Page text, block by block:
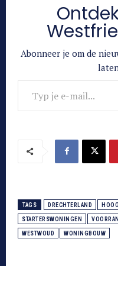
Abonneer je om de
Typ je e-mail...
TAGS DRECHTERLAND
STARTERSWONINGEN
WESTWOUD WONINGBOUW